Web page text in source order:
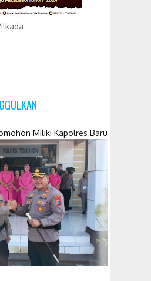
Miliki Kapolres Baru